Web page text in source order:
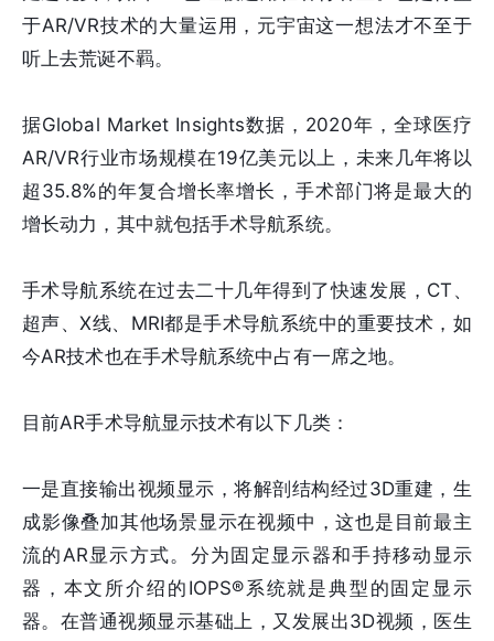
于AR/VR技术的大量运用，元宇宙这一想法才不至于
听上去荒诞不羁。
据Global Market Insights数据，2020年，全球医疗
AR/VR行业市场规模在19亿美元以上，未来几年将以
超35.8%的年复合增长率增长，手术部门将是最大的
增长动力，其中就包括手术导航系统。
手术导航系统在过去二十几年得到了快速发展，CT、
超声、X线、MRI都是手术导航系统中的重要技术，如
今AR技术也在手术导航系统中占有一席之地。
目前AR手术导航显示技术有以下几类：
一是直接输出视频显示，将解剖结构经过3D重建，生
成影像叠加其他场景显示在视频中，这也是目前最主
流的AR显示方式。分为固定显示器和手持移动显示
器，本文所介绍的IOPS®系统就是典型的固定显示
器。在普通视频显示基础上，又发展出3D视频，医生